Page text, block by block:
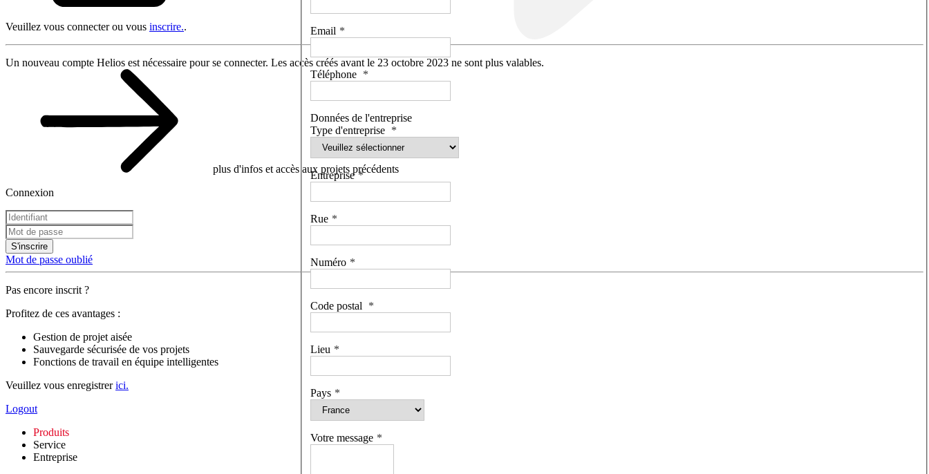
Veuillez vous connecter ou vous inscrire..
Un nouveau compte Helios est nécessaire pour se connecter. Les accès créés avant le 23 octobre 2023 ne sont plus valables.
plus d'infos et accès aux projets précédents
Connexion
S'inscrire
Mot de passe oublié
Pas encore inscrit ?
Profitez de ces avantages :
Gestion de projet aisée
Sauvegarde sécurisée de vos projets
Fonctions de travail en équipe intelligentes
Veuillez vous enregistrerici.
Logout
Produits
Service
Entreprise
Email
Téléphone
Données de l'entreprise
Type d'entreprise
Entreprise
Rue
Numéro
Code postal
Lieu
Pays
Votre message